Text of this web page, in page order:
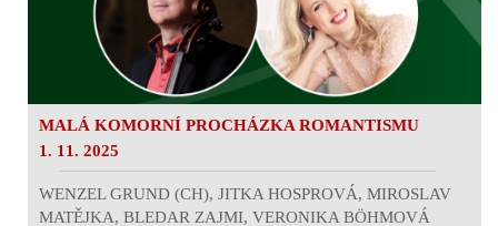
MALÁ KOMORNÍ PROCHÁZKA ROMANTISMU
1. 11. 2025
WENZEL GRUND (CH), JITKA HOSPROVÁ, MIROSLAV
MATĚJKA, BLEDAR ZAJMI, VERONIKA BÖHMOVÁ